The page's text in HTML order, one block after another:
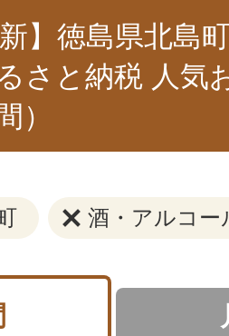
新】徳島県北島
さと納税 人気
）
酒・アルコー